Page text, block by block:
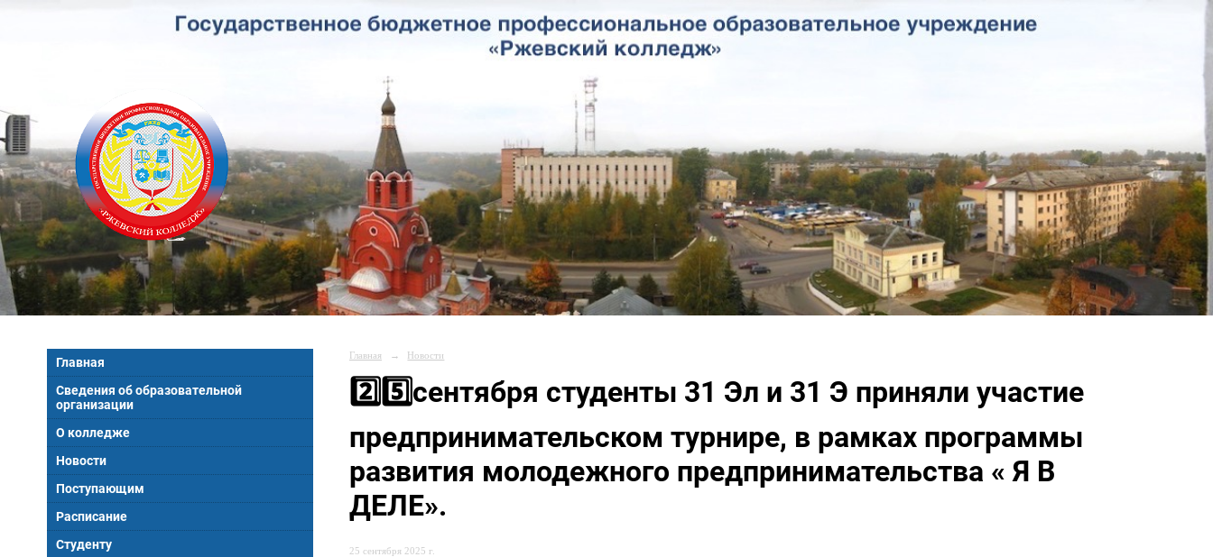
Главная
Сведения об образовательной
организации
О колледже
Новости
Поступающим
Расписание
Студенту
Главная → Новости
2️⃣5️⃣сентября студенты 31 Эл и 31 Э приняли участие
предпринимательском турнире, в рамках программы
развития молодежного предпринимательства « Я В
ДЕЛЕ».
25 сентября 2025 г.